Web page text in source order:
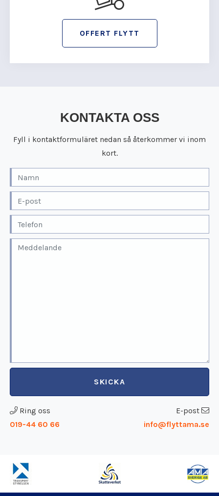
OFFERT FLYTT
KONTAKTA OSS
Fyll i kontaktformuläret nedan så återkommer vi inom
kort.
SKICKA
Ring oss
019-44 60 66
E-post
info@flyttama.se